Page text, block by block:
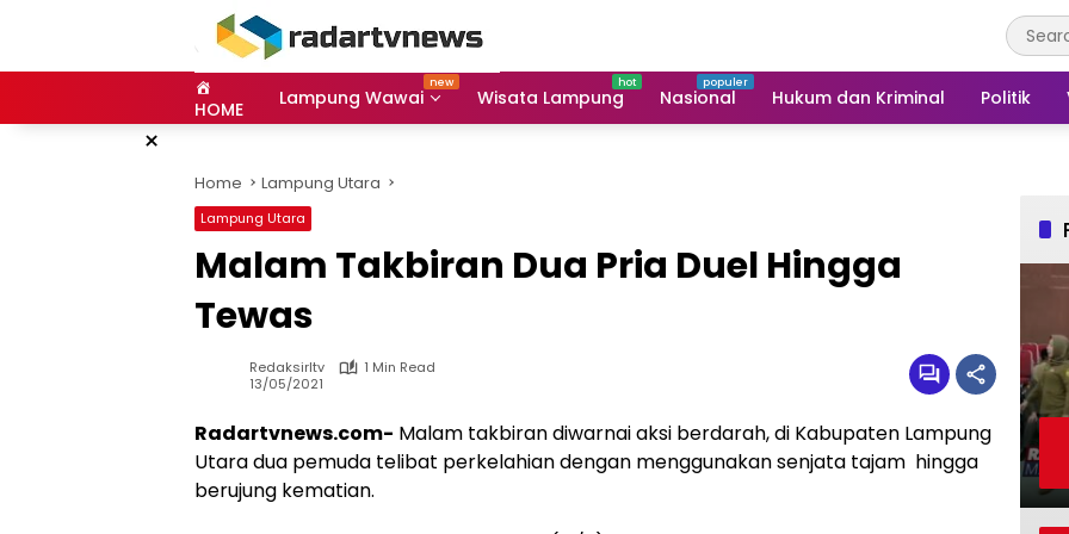
HOME Lampung Wawai Wisata Lampung Nasional Hukum dan Kriminal Politik
×
Home Lampung Utara
Lampung Utara
Malam Takbiran Dua Pria Duel Hingga
Tewas
Redaksirltv
1 Min Read
13/05/2021
Radartvnews.com- Malam takbiran diwarnai aksi berdarah, di Kabupaten Lampung
Utara dua pemuda telibat perkelahian dengan menggunakan senjata tajam hingga
berujung kematian.